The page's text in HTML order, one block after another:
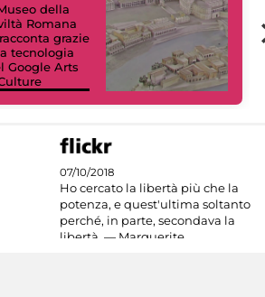
della
Romana
grazie
tecnologia
Google Arts
07/10/2018
Ho cercato la libertà più che la
potenza, e quest'ultima soltanto
perché, in parte, secondava la
libertà. — Marguerite